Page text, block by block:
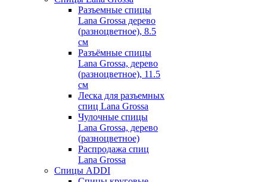
Разъемные спицы
Lana Grossa дерево
(разноцветное), 8.5
см
Разъёмные спицы
Lana Grossa, дерево
(разноцветное), 11.5
см
Леска для разъемных
спиц Lana Grossa
Чулочные спицы
Lana Grossa, дерево
(разноцветное)
Распродажа спиц
Lana Grossa
Спицы ADDI